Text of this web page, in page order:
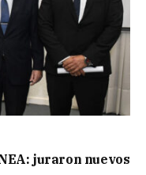
juraron nuevos